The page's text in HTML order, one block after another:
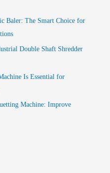
Baler: The Smart Choice for
Double Shaft Shredder
Is Essential for
Machine: Improve